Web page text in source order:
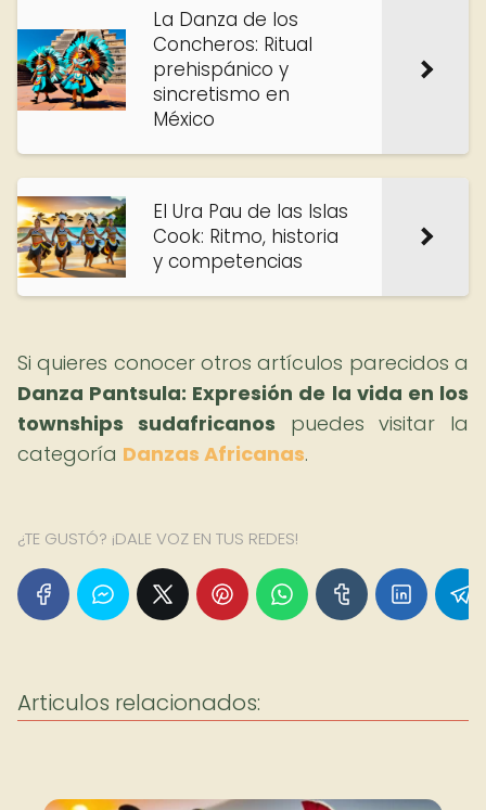
La Danza de los
Concheros: Ritual
prehispánico y
sincretismo en
México
El Ura Pau de las Islas
Cook: Ritmo, historia
y competencias
Si quieres conocer otros artículos parecidos a
Danza Pantsula: Expresión de la vida en los
townships sudafricanos puedes visitar la
categoría Danzas Africanas.
¿TE GUSTÓ? ¡DALE VOZ EN TUS REDES!
Articulos relacionados: